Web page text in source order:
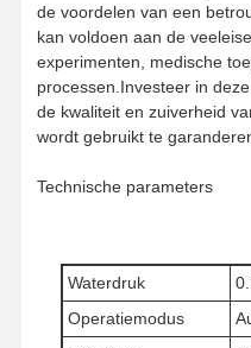
de voordelen van een
kan voldoen aan de
experimenten, medische
processen.Investeer in
de kwaliteit en zuiverheid
wordt gebruikt te
Technische parameters
Waterdruk
Operatiemodus